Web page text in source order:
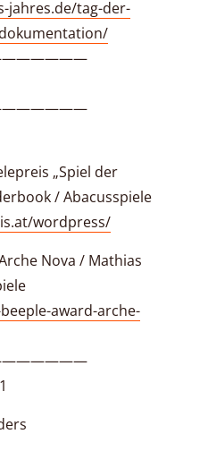
jahres.de/tag-der-
„Spiel der
/ Abacusspiele
wordpress/
Nova / Mathias
award-arche-